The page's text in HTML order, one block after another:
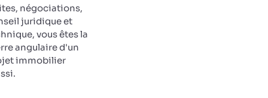
négociations,
juridique et
vous êtes la
angulaire d'un
immobilier